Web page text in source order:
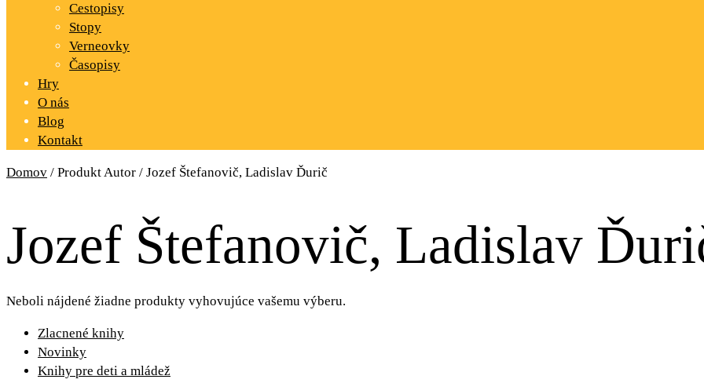
Cestopisy
Stopy
Verneovky
Časopisy
Hry
O nás
Blog
Kontakt
Domov / Produkt Autor / Jozef Štefanovič, Ladislav Ďurič
Jozef Štefanovič, Ladislav
Neboli nájdené žiadne produkty vyhovujúce vašemu výberu.
Zlacnené knihy
Novinky
Knihy pre deti a mládež